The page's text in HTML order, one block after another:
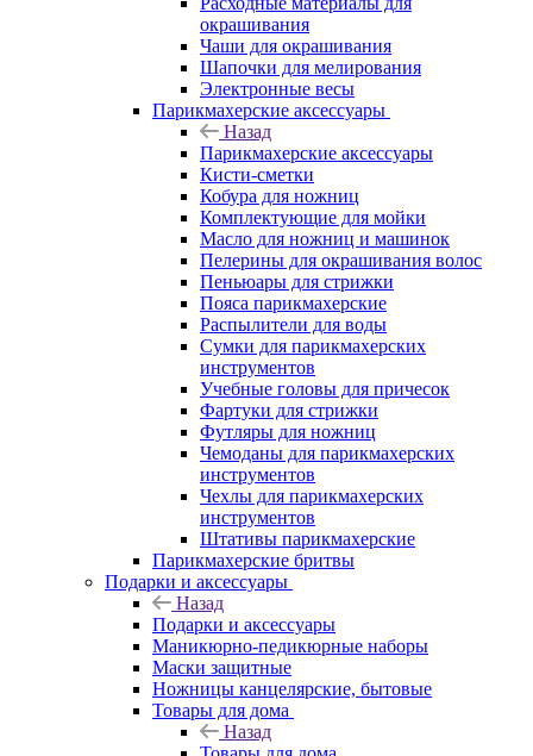
окрашивания
Чаши для окрашивания
Шапочки для мелирования
Электронные весы
Парикмахерские аксессуары
Назад
Парикмахерские аксессуары
Кисти-сметки
Кобура для ножниц
Комплектующие для мойки
Масло для ножниц и машинок
Пелерины для окрашивания волос
Пеньюары для стрижки
Пояса парикмахерские
Распылители для воды
Сумки для парикмахерских
инструментов
Учебные головы для причесок
Фартуки для стрижки
Футляры для ножниц
Чемоданы для парикмахерских
инструментов
Чехлы для парикмахерских
инструментов
Штативы парикмахерские
Парикмахерские бритвы
Подарки и аксессуары
Назад
Подарки и аксессуары
Маникюрно-педикюрные наборы
Маски защитные
Ножницы канцелярские, бытовые
Товары для дома
Назад